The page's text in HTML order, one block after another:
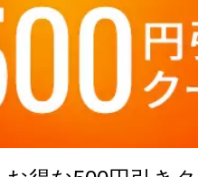
見つかりません